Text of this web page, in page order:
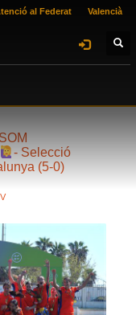
al Federat Valencià
- Selecció
(5-0)